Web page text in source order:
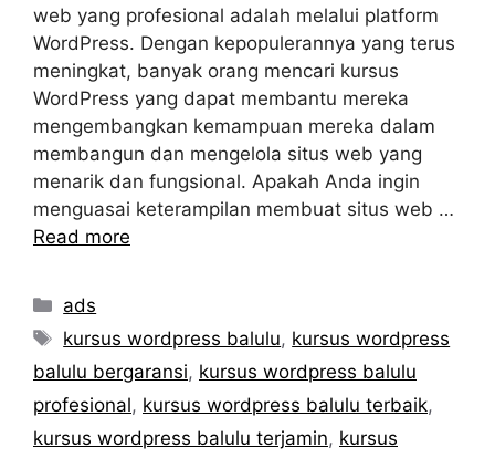
web yang profesional adalah melalui platform
WordPress. Dengan kepopulerannya yang terus
meningkat, banyak orang mencari kursus
WordPress yang dapat membantu mereka
mengembangkan kemampuan mereka dalam
membangun dan mengelola situs web yang
menarik dan fungsional. Apakah Anda ingin
menguasai keterampilan membuat situs web …
Read more
Categories
ads
Tags
kursus wordpress balulu, kursus wordpress
balulu bergaransi, kursus wordpress balulu
profesional, kursus wordpress balulu terbaik,
kursus wordpress balulu terjamin, kursus